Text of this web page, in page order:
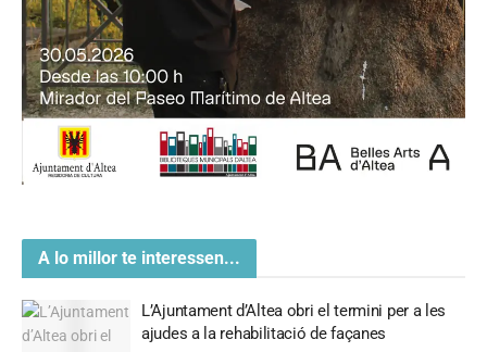
A lo millor te interessen...
L’Ajuntament d’Altea obri el termini per a les
ajudes a la rehabilitació de façanes